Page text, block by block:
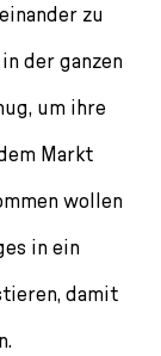
zu
der ganzen
um ihre
Markt
wollen
in ein
damit